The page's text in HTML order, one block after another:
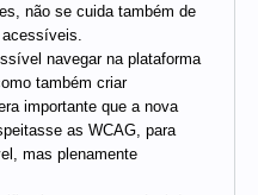
não se cuida também de
navegar na plataforma
também criar
importante que a nova
as WCAG, para
mas plenamente